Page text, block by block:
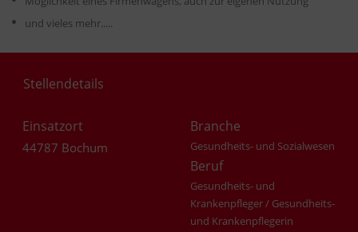
und vieles mehr.....
Stellendetails
Einsatzort
44787 Bochum
Branche
Gesundheits- und Sozialwesen
Beruf
Gesundheits- und
Krankenpfleger / Gesundheits-
und Krankenpflegerin